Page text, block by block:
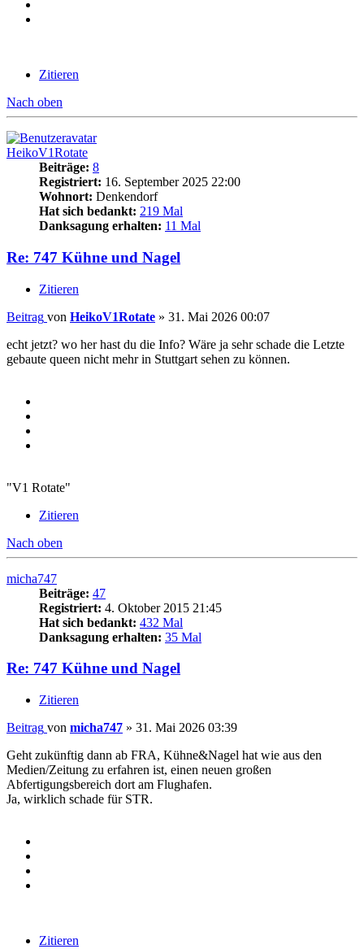
Zitieren
Nach oben
HeikoV1Rotate
Beiträge: 8
Registriert: 16. September 2025 22:00
Wohnort: Denkendorf
Hat sich bedankt: 219 Mal
Danksagung erhalten: 11 Mal
Re: 747 Kühne und Nagel
Zitieren
Beitrag von HeikoV1Rotate » 31. Mai 2026 00:07
echt jetzt? wo her hast du die Info? Wäre ja sehr schade die Letzte
gebaute queen nicht mehr in Stuttgart sehen zu können.
"V1 Rotate"
Zitieren
Nach oben
micha747
Beiträge: 47
Registriert: 4. Oktober 2015 21:45
Hat sich bedankt: 432 Mal
Danksagung erhalten: 35 Mal
Re: 747 Kühne und Nagel
Zitieren
Beitrag von micha747 » 31. Mai 2026 03:39
Geht zukünftig dann ab FRA, Kühne&Nagel hat wie aus den
Medien/Zeitung zu erfahren ist, einen neuen großen
Abfertigungsbereich dort am Flughafen.
Ja, wirklich schade für STR.
Zitieren